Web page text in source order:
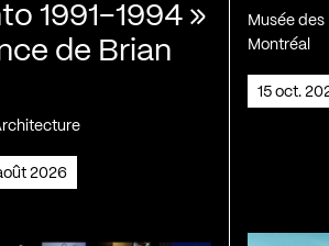
1991-1994 »
de Brian
2026
Musée
Montréal
15 oct.